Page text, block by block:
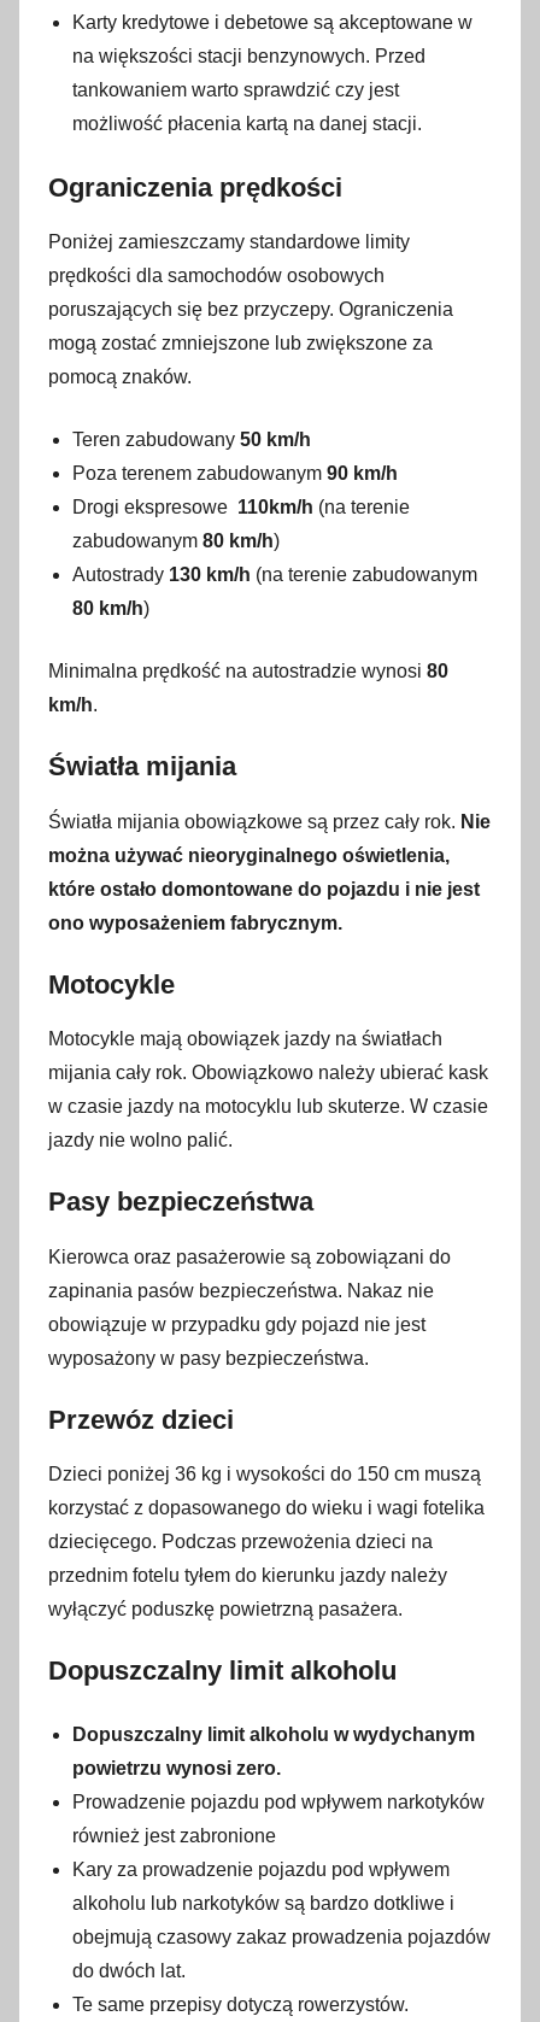
Karty kredytowe i debetowe są akceptowane w
na większości stacji benzynowych. Przed
tankowaniem warto sprawdzić czy jest
możliwość płacenia kartą na danej stacji.
Ograniczenia prędkości
Poniżej zamieszczamy standardowe limity
prędkości dla samochodów osobowych
poruszających się bez przyczepy. Ograniczenia
mogą zostać zmniejszone lub zwiększone za
pomocą znaków.
Teren zabudowany 50 km/h
Poza terenem zabudowanym 90 km/h
Drogi ekspresowe 110km/h (na terenie
zabudowanym 80 km/h)
Autostrady 130 km/h (na terenie zabudowanym
80 km/h)
Minimalna prędkość na autostradzie wynosi 80
km/h.
Światła mijania
Światła mijania obowiązkowe są przez cały rok. Nie
można używać nieoryginalnego oświetlenia,
które ostało domontowane do pojazdu i nie jest
ono wyposażeniem fabrycznym.
Motocykle
Motocykle mają obowiązek jazdy na światłach
mijania cały rok. Obowiązkowo należy ubierać kask
w czasie jazdy na motocyklu lub skuterze. W czasie
jazdy nie wolno palić.
Pasy bezpieczeństwa
Kierowca oraz pasażerowie są zobowiązani do
zapinania pasów bezpieczeństwa. Nakaz nie
obowiązuje w przypadku gdy pojazd nie jest
wyposażony w pasy bezpieczeństwa.
Przewóz dzieci
Dzieci poniżej 36 kg i wysokości do 150 cm muszą
korzystać z dopasowanego do wieku i wagi fotelika
dziecięcego. Podczas przewożenia dzieci na
przednim fotelu tyłem do kierunku jazdy należy
wyłączyć poduszkę powietrzną pasażera.
Dopuszczalny limit alkoholu
Dopuszczalny limit alkoholu w wydychanym
powietrzu wynosi zero.
Prowadzenie pojazdu pod wpływem narkotyków
również jest zabronione
Kary za prowadzenie pojazdu pod wpływem
alkoholu lub narkotyków są bardzo dotkliwe i
obejmują czasowy zakaz prowadzenia pojazdów
do dwóch lat.
Te same przepisy dotyczą rowerzystów.